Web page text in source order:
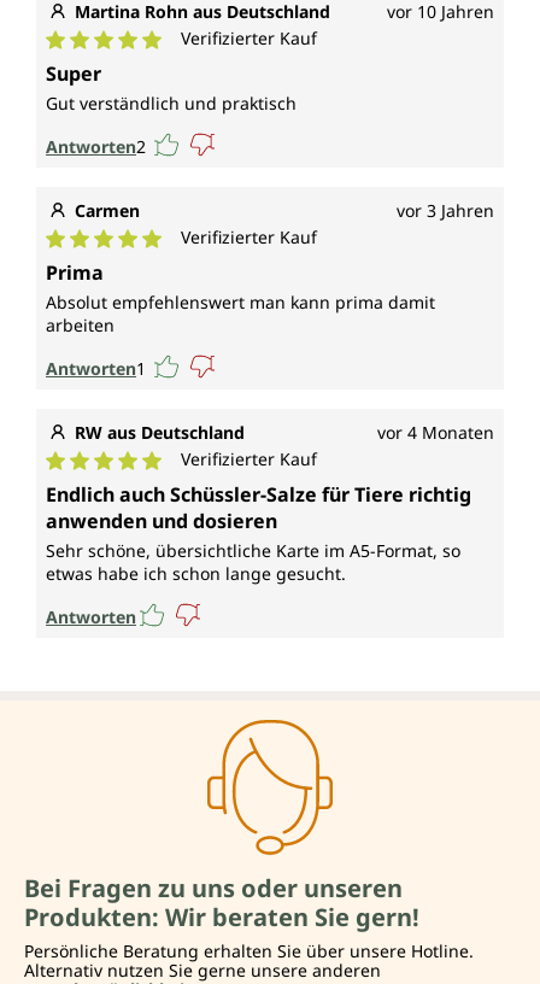
Martina Rohn aus Deutschland vor 10 Jahren
Durchschnittliche Bewertung von 5 von 5 Sternen
Verifizierter Kauf
Super
Gut verständlich und praktisch
Antworten2
Carmen vor 3 Jahren
Durchschnittliche Bewertung von 5 von 5 Sternen
Verifizierter Kauf
Prima
Absolut empfehlenswert man kann prima damit
arbeiten
Antworten1
RW aus Deutschland vor 4 Monaten
Durchschnittliche Bewertung von 5 von 5 Sternen
Verifizierter Kauf
Endlich auch Schüssler-Salze für Tiere richtig
anwenden und dosieren
Sehr schöne, übersichtliche Karte im A5-Format, so
etwas habe ich schon lange gesucht.
Antworten
Bei Fragen zu uns oder unseren
Produkten: Wir beraten Sie gern!
Persönliche Beratung erhalten Sie über unsere Hotline.
Alternativ nutzen Sie gerne unsere anderen